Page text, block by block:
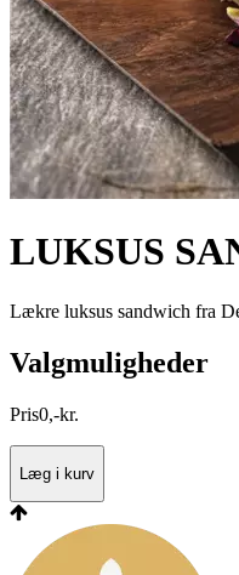
LUKSUS
Lækre luksus sandwich fra
Valgmuligheder
Pris0,-kr.
Læg i kurv